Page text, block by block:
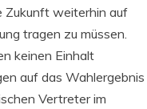
Zukunft weiterhin auf
tragen zu müssen.
keinen Einhalt
auf das Wahlergebnis
Vertreter im